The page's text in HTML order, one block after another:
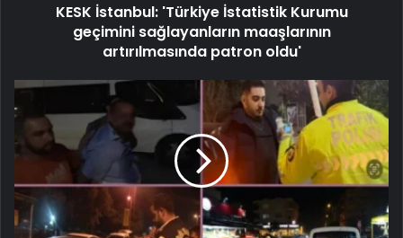
KESK İstanbul: 'Türkiye İstatistik Kurumu
geçimini sağlayanların maaşlarının
artırılmasında patron oldu'